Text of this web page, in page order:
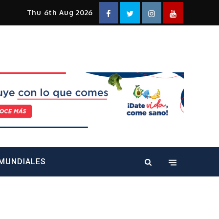
Thu 6th Aug 2026 FacebookTwitterInstagramYouTube